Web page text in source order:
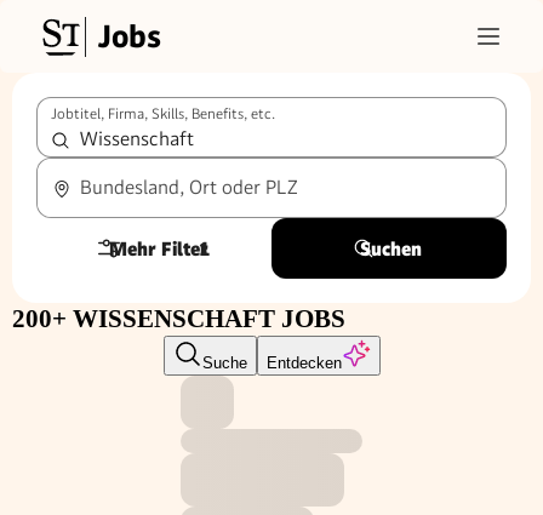
Jobs
Jobtitel, Firma, Skills, Benefits, etc.
Bundesland, Ort oder PLZ
Mehr Filter
1 Suchen
200+ WISSENSCHAFT JOBS
Suche Entdecken